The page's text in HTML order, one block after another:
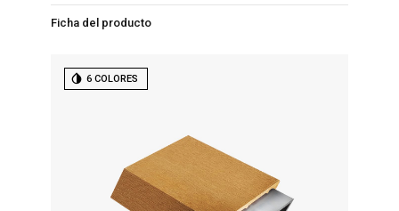
Ficha del producto
6 COLORES